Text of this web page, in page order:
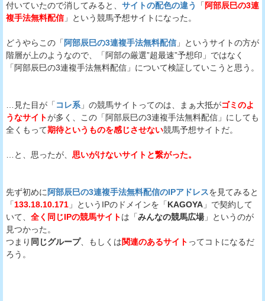
付いていたので消してみると、 サイトの配色の違う 「阿部辰巳の3連
複手法無料配信」という競馬予想サイトになった。
どうやらこの「阿部辰巳の3連複手法無料配信 」というサイトの方が
階層が上のようなので、「阿部の厳選”超最速”予想印」ではなく
「阿部辰巳の3連複手法無料配信」について検証していこうと思う。
…見た目が「コレ系 」の競馬サイトってのは、まぁ大抵がゴミのよ
うなサイトが多く、この「阿部辰巳の3連複手法無料配信」にしても
全くもって期待というものを感じさせない競馬予想サイトだ。
…と、思ったが、 思いがけないサイトと繋がった。
先ず初めに阿部辰巳の3連複手法無料配信のIPアドレスを見てみると
「133.18.10.171 」というIPのドメインを「KAGOYA 」で契約して
いて、 全く同じIPの競馬サイトは「みんなの競馬広場」というのが
見つかった。
つまり 同じグループ、もしくは関連のあるサイト ってコトになるだ
ろう。